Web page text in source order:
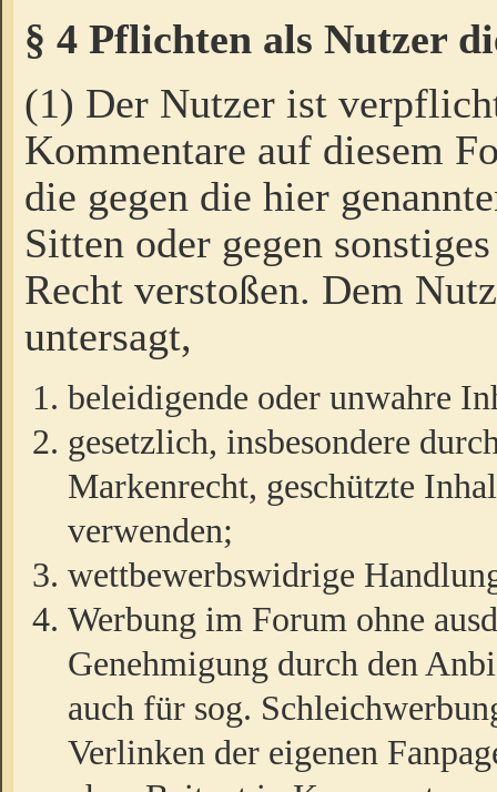
§ 4 Pflichten als Nutzer
(1) Der Nutzer ist
Kommentare auf diesem
die gegen die hier
Sitten oder gegen
Recht verstoßen. Dem
untersagt,
beleidigende oder unwahre
gesetzlich, insbesondere
Markenrecht, geschützte
verwenden;
wettbewerbswidrige
Werbung im Forum ohne
Genehmigung durch den
auch für sog.
Verlinken der eigenen